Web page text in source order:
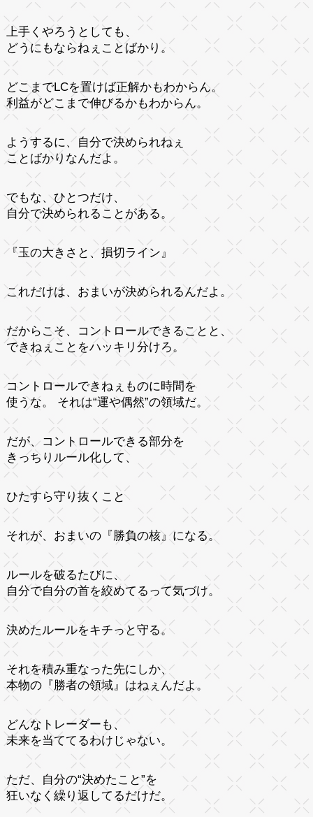
上手くやろうとしても、
どうにもならねぇことばかり。
どこまでLCを置けば正解かもわからん。
利益がどこまで伸びるかもわからん。
ようするに、自分で決められねぇ
ことばかりなんだよ。
でもな、ひとつだけ、
自分で決められることがある。
『玉の大きさと、損切ライン』
これだけは、おまいが決められるんだよ。
だからこそ、コントロールできることと、
できねぇことをハッキリ分けろ。
コントロールできねぇものに時間を
使うな。 それは“運や偶然”の領域だ。
だが、コントロールできる部分を
きっちりルール化して、
ひたすら守り抜くこと
それが、おまいの『勝負の核』になる。
ルールを破るたびに、
自分で自分の首を絞めてるって気づけ。
決めたルールをキチっと守る。
それを積み重なった先にしか、
本物の『勝者の領域』はねぇんだよ。
どんなトレーダーも、
未来を当ててるわけじゃない。
ただ、自分の“決めたこと”を
狂いなく繰り返してるだけだ。